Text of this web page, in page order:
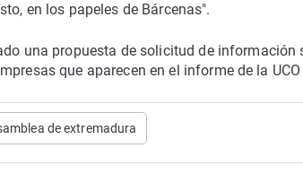
en los papeles de Bárcenas".
una propuesta de solicitud de información
que aparecen en el informe de la
de extremadura